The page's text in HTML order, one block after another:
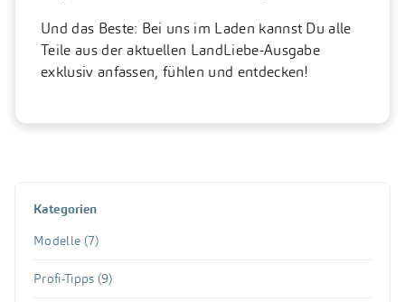
Und das Beste: Bei uns im Laden kannst Du alle
Teile aus der aktuellen LandLiebe-Ausgabe
exklusiv anfassen, fühlen und entdecken!
Kategorien
Modelle (7)
Profi-Tipps (9)